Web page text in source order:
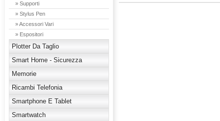
» Supporti
» Stylus Pen
» Accessori Vari
» Espositori
Plotter Da Taglio
Smart Home - Sicurezza
Memorie
Ricambi Telefonia
Smartphone E Tablet
Smartwatch